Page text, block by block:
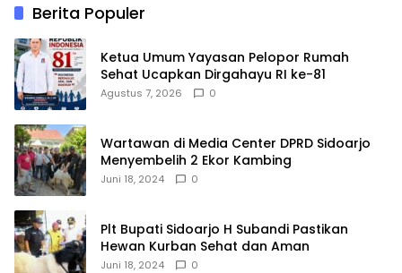
Berita Populer
Ketua Umum Yayasan Pelopor Rumah
Sehat Ucapkan Dirgahayu RI ke-81
Agustus 7, 2026 0
Wartawan di Media Center DPRD Sidoarjo
Menyembelih 2 Ekor Kambing
Juni 18, 2024 0
Plt Bupati Sidoarjo H Subandi Pastikan
Hewan Kurban Sehat dan Aman
Juni 18, 2024 0